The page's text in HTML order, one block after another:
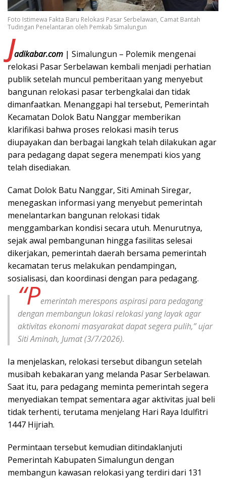
Foto Istimewa Fakta Baru Relokasi Pasar Serbelawan, Camat Bantah
Tudingan Penelantaran oleh Pemkab Simalungun
Jadikabar.com | Simalungun – Polemik mengenai
relokasi Pasar Serbelawan kembali menjadi perhatian
publik setelah muncul pemberitaan yang menyebut
bangunan relokasi pasar terbengkalai dan tidak
dimanfaatkan. Menanggapi hal tersebut, Pemerintah
Kecamatan Dolok Batu Nanggar memberikan
klarifikasi bahwa proses relokasi masih terus
diupayakan dan berbagai langkah telah dilakukan agar
para pedagang dapat segera menempati kios yang
telah disediakan.
Camat Dolok Batu Nanggar, Siti Aminah Siregar,
menegaskan informasi yang menyebut pemerintah
menelantarkan bangunan relokasi tidak
menggambarkan kondisi secara utuh. Menurutnya,
sejak awal pembangunan hingga fasilitas selesai
dikerjakan, pemerintah daerah bersama pemerintah
kecamatan terus melakukan pendampingan,
sosialisasi, dan koordinasi dengan para pedagang.
“Pemerintah merespons aspirasi para pedagang
dengan membangun lokasi relokasi yang layak agar
aktivitas ekonomi masyarakat dapat segera pulih,” ujar
Siti Aminah, Jumat (3/7/2026).
Ia menjelaskan, relokasi tersebut dibangun setelah
musibah kebakaran yang melanda Pasar Serbelawan.
Saat itu, para pedagang meminta pemerintah segera
menyediakan tempat sementara agar aktivitas jual beli
tidak terhenti, terutama menjelang Hari Raya Idulfitri
1447 Hijriah.
Permintaan tersebut kemudian ditindaklanjuti
Pemerintah Kabupaten Simalungun dengan
membangun kawasan relokasi yang terdiri dari 131